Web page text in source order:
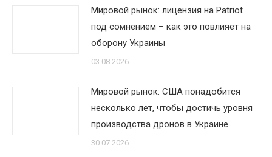
Мировой рынок: лицензия на Patriot
под сомнением – как это повлияет на
оборону Украины
03.08.2026
Мировой рынок: США понадобится
несколько лет, чтобы достичь уровня
производства дронов в Украине
30.07.2026